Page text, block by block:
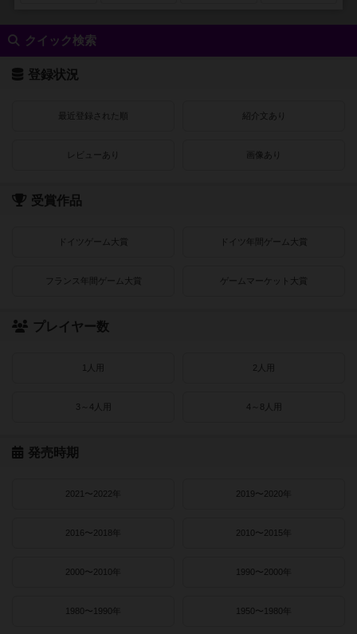
クイック検索
登録状況
最近登録された順 紹介文あり
レビューあり 画像あり
受賞作品
ドイツゲーム大賞 ドイツ年間ゲーム大賞
フランス年間ゲーム大賞 ゲームマーケット大賞
プレイヤー数
1人用 2人用
3～4人用 4～8人用
発売時期
2021〜2022年 2019〜2020年
2016〜2018年 2010〜2015年
2000〜2010年 1990〜2000年
1980〜1990年 1950〜1980年